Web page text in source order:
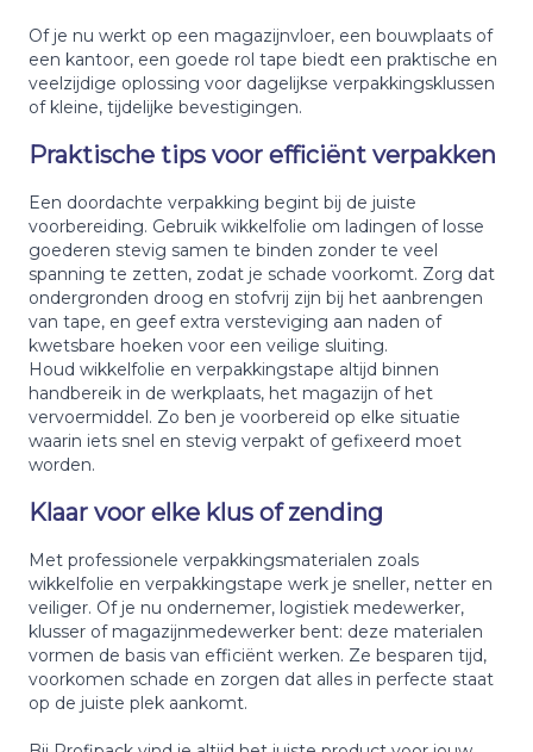
Of je nu werkt op een magazijnvloer, een bouwplaats of
een kantoor, een goede rol tape biedt een praktische en
veelzijdige oplossing voor dagelijkse verpakkingsklussen
of kleine, tijdelijke bevestigingen.
Praktische tips voor efficiënt verpakken
Een doordachte verpakking begint bij de juiste
voorbereiding. Gebruik wikkelfolie om ladingen of losse
goederen stevig samen te binden zonder te veel
spanning te zetten, zodat je schade voorkomt. Zorg dat
ondergronden droog en stofvrij zijn bij het aanbrengen
van tape, en geef extra versteviging aan naden of
kwetsbare hoeken voor een veilige sluiting.
Houd wikkelfolie en verpakkingstape altijd binnen
handbereik in de werkplaats, het magazijn of het
vervoermiddel. Zo ben je voorbereid op elke situatie
waarin iets snel en stevig verpakt of gefixeerd moet
worden.
Klaar voor elke klus of zending
Met professionele verpakkingsmaterialen zoals
wikkelfolie en verpakkingstape werk je sneller, netter en
veiliger. Of je nu ondernemer, logistiek medewerker,
klusser of magazijnmedewerker bent: deze materialen
vormen de basis van efficiënt werken. Ze besparen tijd,
voorkomen schade en zorgen dat alles in perfecte staat
op de juiste plek aankomt.